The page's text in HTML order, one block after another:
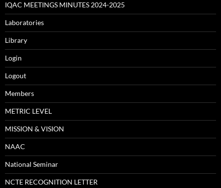
IQAC MEETINGS MINUTES 2024-2025
Laboratories
Library
Login
Logout
Members
METRIC LEVEL
MISSION & VISION
NAAC
National Seminar
NCTE RECOGNITION LETTER